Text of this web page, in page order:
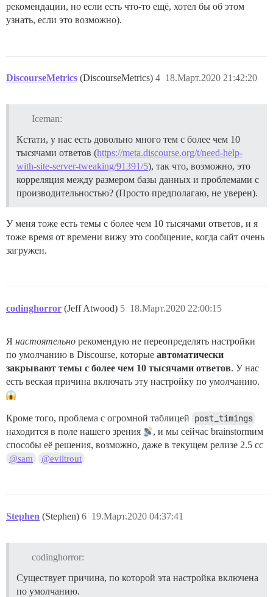
рекомендации, но если есть что-то ещё, хотел бы об этом
узнать, если это возможно).
DiscourseMetrics (DiscourseMetrics) 18.Март.2020 21:42:20
4
Iceman:
Кстати, у нас есть довольно много тем с более чем 10
тысячами ответов (https://meta.discourse.org/t/need-help-
with-site-server-tweaking/91391/5), так что, возможно, это
корреляция между размером базы данных и проблемами с
производительностью? (Просто предполагаю, не уверен).
У меня тоже есть темы с более чем 10 тысячами ответов, и я
тоже время от времени вижу это сообщение, когда сайт очень
загружен.
codinghorror (Jeff Atwood) 18.Март.2020 22:00:15
5
Я настоятельно рекомендую не переопределять настройки
по умолчанию в Discourse, которые автоматически
закрывают темы с более чем 10 тысячами ответов. У нас
есть веская причина включать эту настройку по умолчанию.
Кроме того, проблема с огромной таблицей post_timings
находится в поле нашего зрения
, и мы сейчас brainstormим
способы её решения, возможно, даже в текущем релизе 2.5 cc
@sam @eviltrout
Stephen (Stephen) 19.Март.2020 04:37:41
6
codinghorror:
Существует причина, по которой эта настройка включена
по умолчанию.